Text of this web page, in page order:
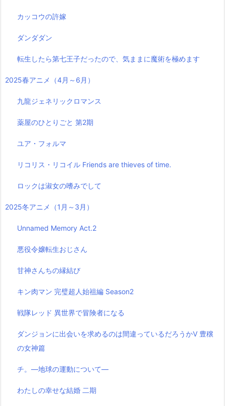
カッコウの許嫁
ダンダダン
転生したら第七王子だったので、気ままに魔術を極めます
2025春アニメ（4月～6月）
九龍ジェネリックロマンス
薬屋のひとりごと 第2期
ユア・フォルマ
リコリス・リコイル Friends are thieves of time.
ロックは淑女の嗜みでして
2025冬アニメ（1月～3月）
Unnamed Memory Act.2
悪役令嬢転生おじさん
甘神さんちの縁結び
キン肉マン 完璧超人始祖編 Season2
戦隊レッド 異世界で冒険者になる
ダンジョンに出会いを求めるのは間違っているだろうかⅤ 豊穣
の女神篇
チ。―地球の運動について―
わたしの幸せな結婚 二期